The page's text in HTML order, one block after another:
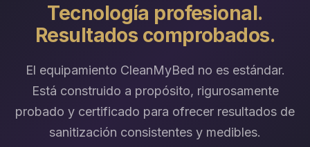
Tecnología profesional.
Resultados comprobados.
El equipamiento CleanMyBed no es estándar.
Está construido a propósito, rigurosamente
probado y certificado para ofrecer resultados de
sanitización consistentes y medibles.